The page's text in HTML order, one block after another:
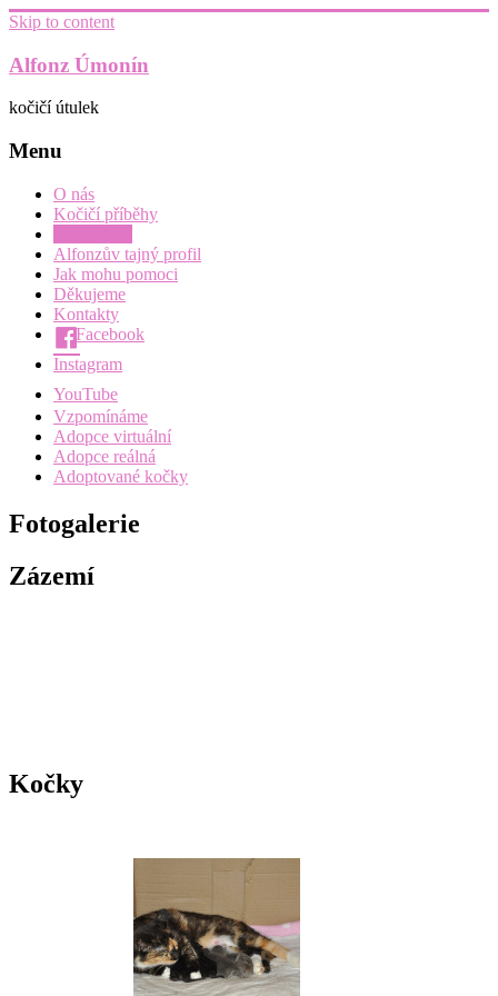
Skip to content
Alfonz Úmonín
kočičí útulek
Menu
O nás
Kočičí příběhy
Alfonzův tajný profil
Jak mohu pomoci
Děkujeme
Kontakty
Facebook
Instagram
YouTube
Vzpomínáme
Adopce virtuální
Adopce reálná
Adoptované kočky
Fotogalerie
Zázemí
Kočky